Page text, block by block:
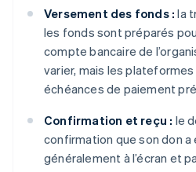
Versement des fonds : la
les fonds sont préparés
compte bancaire de
varier, mais les
échéances de paiement
Confirmation et reçu : le
confirmation que son don
généralement à l’écran et